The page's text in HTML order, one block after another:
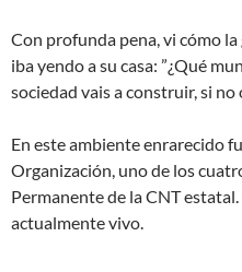
Con profunda pena, vi cómo
iba yendo a su casa: ”¿Qué
sociedad vais a construir, si
En este ambiente enrarecido
Organización, uno de los
Permanente de la CNT
actualmente vivo.